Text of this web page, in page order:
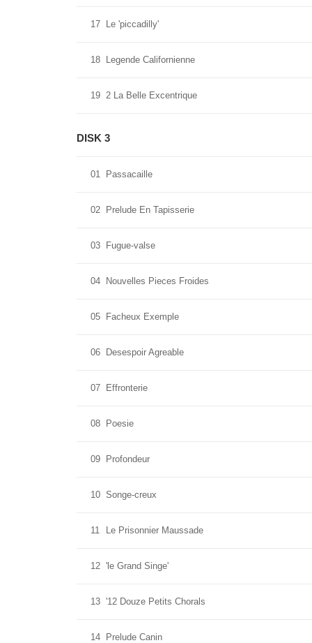
17 Le 'piccadilly'
18 Legende Californienne
19 2 La Belle Excentrique
DISK 3
01 Passacaille
02 Prelude En Tapisserie
03 Fugue-valse
04 Nouvelles Pieces Froides
05 Facheux Exemple
06 Desespoir Agreable
07 Effronterie
08 Poesie
09 Profondeur
10 Songe-creux
11 Le Prisonnier Maussade
12 'le Grand Singe'
13 '12 Douze Petits Chorals
14 Prelude Canin